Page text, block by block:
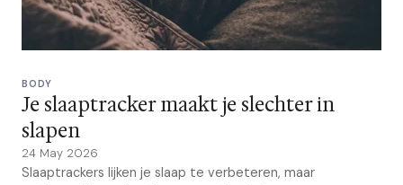
BODY
Je slaaptracker maakt je slechter in
slapen
24 May 2026
Slaaptrackers lijken je slaap te verbeteren, maar